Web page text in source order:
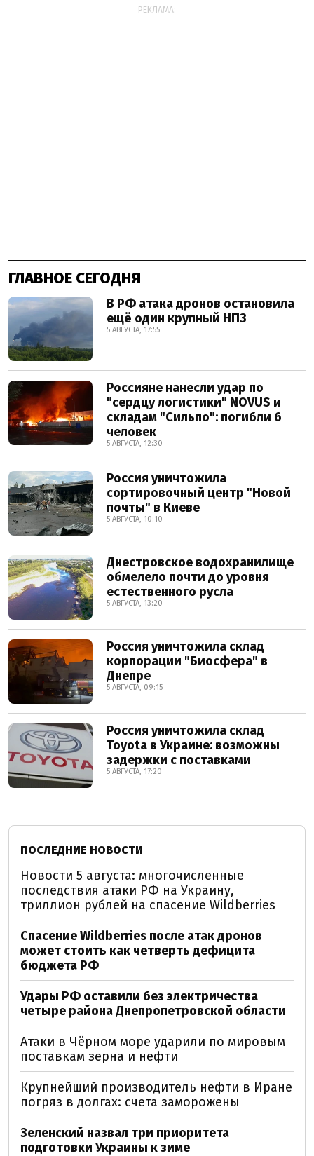
РЕКЛАМА:
ГЛАВНОЕ СЕГОДНЯ
В РФ атака дронов остановила
ещё один крупный НПЗ
5 АВГУСТА, 17:55
Россияне нанесли удар по
"сердцу логистики" NOVUS и
складам "Сильпо": погибли 6
человек
5 АВГУСТА, 12:30
Россия уничтожила
сортировочный центр "Новой
почты" в Киеве
5 АВГУСТА, 10:10
Днестровское водохранилище
обмелело почти до уровня
естественного русла
5 АВГУСТА, 13:20
Россия уничтожила склад
корпорации "Биосфера" в
Днепре
5 АВГУСТА, 09:15
Россия уничтожила склад
Toyota в Украине: возможны
задержки с поставками
5 АВГУСТА, 17:20
ПОСЛЕДНИЕ НОВОСТИ
Новости 5 августа: многочисленные
последствия атаки РФ на Украину,
триллион рублей на спасение Wildberries
Спасение Wildberries после атак дронов
может стоить как четверть дефицита
бюджета РФ
Удары РФ оставили без электричества
четыре района Днепропетровской области
Атаки в Чёрном море ударили по мировым
поставкам зерна и нефти
Крупнейший производитель нефти в Иране
погряз в долгах: счета заморожены
Зеленский назвал три приоритета
подготовки Украины к зиме